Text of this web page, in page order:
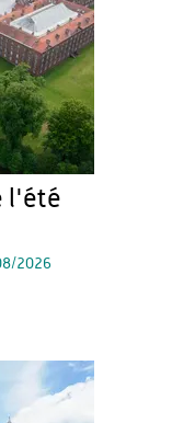
l'été
2026